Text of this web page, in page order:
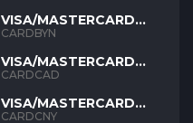
VISA/MASTERCARD
BYN
CARDBYN
VISA/MASTERCARD
CAD
CARDCAD
VISA/MASTERCARD
CNY
CARDCNY